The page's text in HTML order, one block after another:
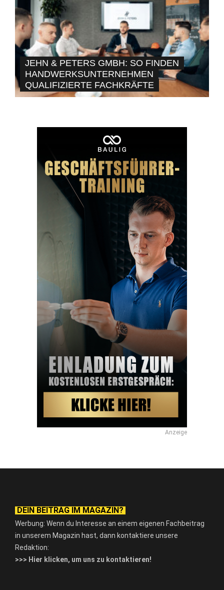
JEHN & PETERS GMBH: SO FINDEN
HANDWERKSUNTERNEHMEN
QUALIFIZIERTE FACHKRÄFTE
Anzeige
DEIN BEITRAG IM MAGAZIN?
Werbung: Wenn du Interesse an einem eigenen Fachbeitrag
in unserem Magazin hast, dann kontaktiere unsere
Redaktion:
>>> Hier klicken, um uns zu kontaktieren!